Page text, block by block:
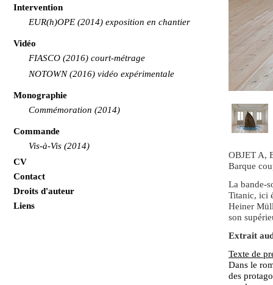
OBJET A,
Barque
La bande-
Titanic, ici
Heiner
son
Extrait
Texte de
Dans le
des
Intervention
EUR(h)OPE (2014) exposition en chantier
Vidéo
FIASCO (2016) court-métrage
NOTOWN (2016) vidéo expérimentale
Monographie
Commémoration (2014)
Commande
Vis-à-Vis (2014)
CV
Contact
Droits d'auteur
Liens